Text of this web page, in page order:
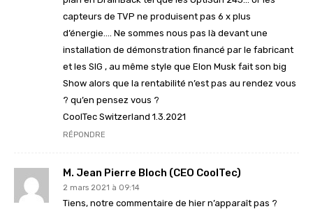
capteurs de TVP ne produisent pas 6 x plus
d’énergie…. Ne sommes nous pas là devant une
installation de démonstration financé par le fabricant
et les SIG , au même style que Elon Musk fait son big
Show alors que la rentabilité n’est pas au rendez vous
? qu’en pensez vous ?
CoolTec Switzerland 1.3.2021
RÉPONDRE
M. Jean Pierre Bloch (CEO CoolTec)
2 mars 2021 à 09:14
Tiens, notre commentaire de hier n’apparaît pas ?